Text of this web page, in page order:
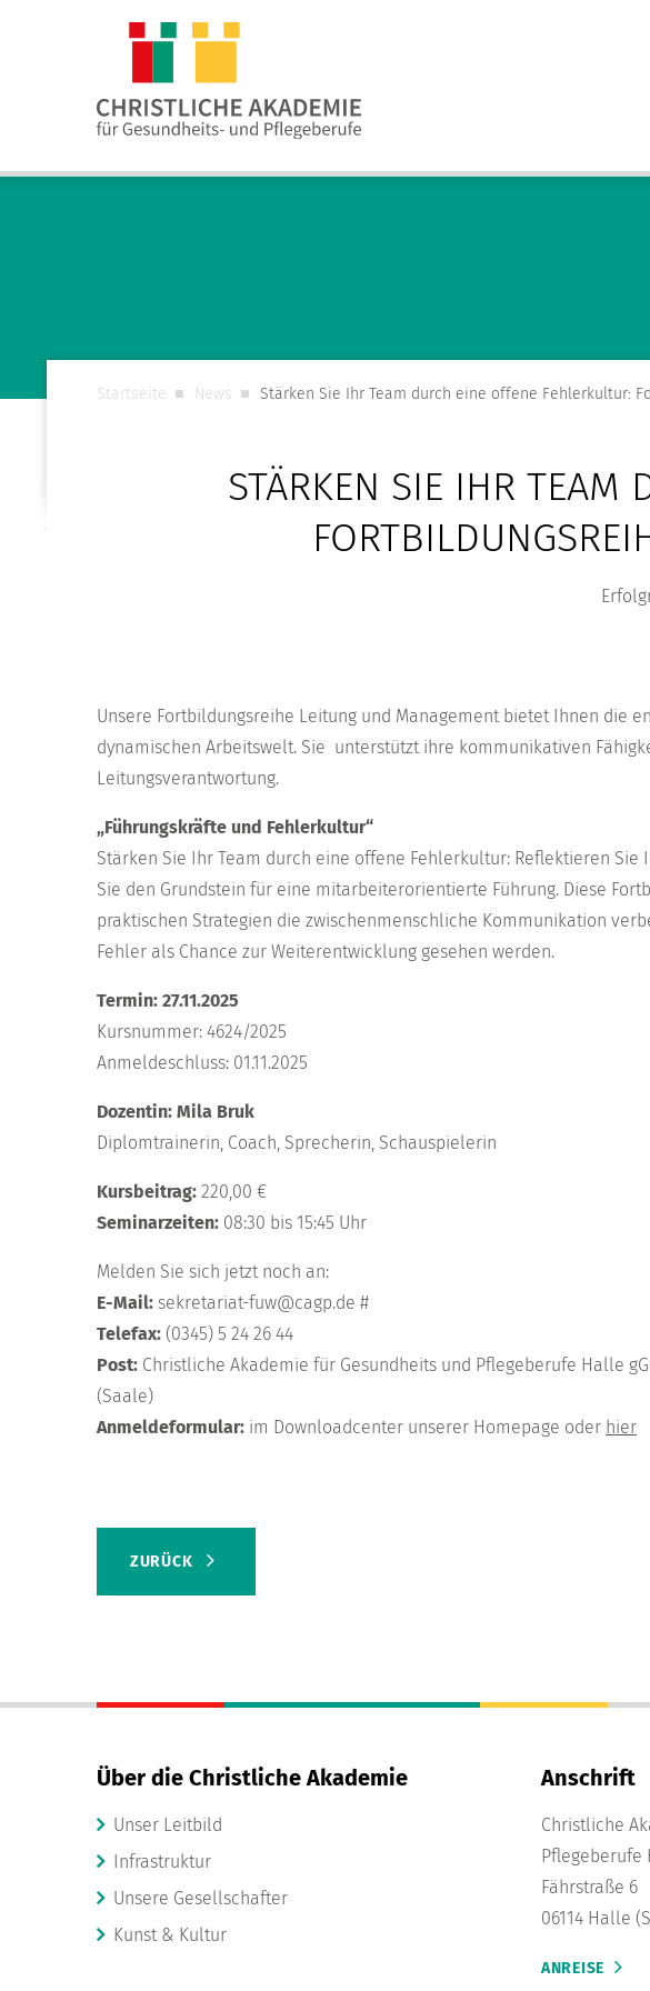
Startseite News Stärken Sie Ihr Team durch eine offene Fehlerkultur:
STÄRKEN SIE IHR TEAM
Unsere Fortbildungsreihe Leitung und Management bietet Ihnen die
dynamischen Arbeitswelt. Sie unterstützt ihre kommunikativen
Leitungsverantwortung.
„Führungskräfte und Fehlerkultur“
Stärken Sie Ihr Team durch eine offene Fehlerkultur: Reflektieren Sie
Sie den Grundstein für eine mitarbeiterorientierte Führung. Diese
praktischen Strategien die zwischenmenschliche Kommunikation
Fehler als Chance zur Weiterentwicklung gesehen werden.
Termin: 27.11.2025
Kursnummer: 4624/2025
Anmeldeschluss: 01.11.2025
Dozentin: Mila Bruk
Diplomtrainerin, Coach, Sprecherin, Schauspielerin
Kursbeitrag: 220,00 €
Seminarzeiten: 08:30 bis 15:45 Uhr
Melden Sie sich jetzt noch an:
E-Mail: sekretariat-fuw@cagp.de #
Telefax: (0345) 5 24 26 44
Post: Christliche Akademie für Gesundheits und Pflegeberufe Halle
(Saale)
Anmeldeformular: im Downloadcenter unserer Homepage oder hier
ZURÜCK
Über die Christliche Akademie
Unser Leitbild
Infrastruktur
Unsere Gesellschafter
Kunst & Kultur
Anschrift
Christliche
Pflegeberufe
Fährstraße 6
06114 Halle
ANREISE